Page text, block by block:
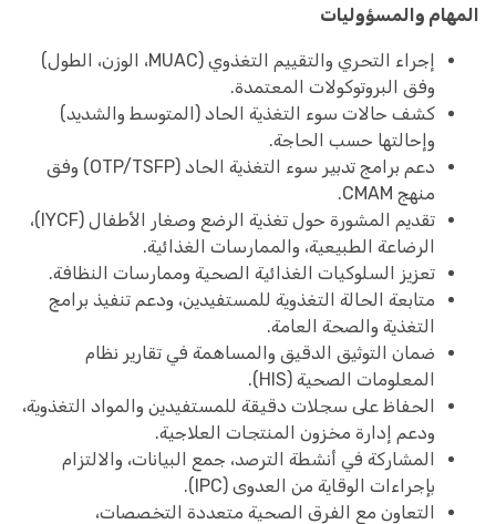
المهام والمسؤوليات
إجراء التحري والتقييم التغذوي (MUAC، الوزن، الطول)
وفق البروتوكولات المعتمدة.
كشف حالات سوء التغذية الحاد (المتوسط والشديد)
وإحالتها حسب الحاجة.
دعم برامج تدبير سوء التغذية الحاد (OTP/TSFP) وفق
منهج CMAM.
تقديم المشورة حول تغذية الرضع وصغار الأطفال (IYCF)،
الرضاعة الطبيعية، والممارسات الغذائية.
تعزيز السلوكيات الغذائية الصحية وممارسات النظافة.
متابعة الحالة التغذوية للمستفيدين، ودعم تنفيذ برامج
التغذية والصحة العامة.
ضمان التوثيق الدقيق والمساهمة في تقارير نظام
المعلومات الصحية (HIS).
الحفاظ على سجلات دقيقة للمستفيدين والمواد التغذوية،
ودعم إدارة مخزون المنتجات العلاجية.
المشاركة في أنشطة الترصد، جمع البيانات، والالتزام
بإجراءات الوقاية من العدوى (IPC).
التعاون مع الفرق الصحية متعددة التخصصات،